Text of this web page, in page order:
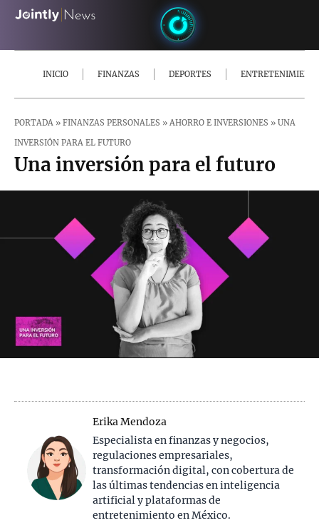
INICIO FINANZAS DEPORTES
PORTADA » FINANZAS PERSONALES » AHORRO E INVERSIONES » UNA
INVERSIÓN PARA EL FUTURO
Una inversión para el futuro
Erika Mendoza
Especialista en finanzas y negocios,
regulaciones empresariales,
transformación digital, con cobertura de
las últimas tendencias en inteligencia
artificial y plataformas de
entretenimiento en México.